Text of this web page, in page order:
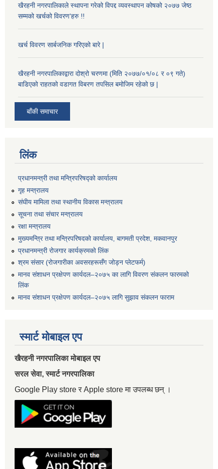
खैरहनी नगरपालिकाले स्थापना गरेको विपद्द व्यवस्थापन कोषको २०७७ जेष्ठ
सम्मको खर्चको विवरण'हरु !!
खर्च विवरण सार्बजनिक गरिएको बारे |
खैरहनी नगरपालिकाद्वारा दोश्रो चरणमा (मिति २०७७/०१/०८ र ०९ गते)
बाडिएको राहतको वडागत विबरण तपसिल बमोजिम रहेको छ |
बाँकी समाचार
लिंक
प्रधानमन्त्री तथा मन्त्रिपरिषद्को कार्यालय
गृह मन्त्रालय
संघीय मामिला तथा स्थानीय विकास मन्त्रालय
सूचना तथा संचार मन्त्रालय
रक्षा मन्त्रालय
मुख्यमन्त्रि तथा मन्त्रिपरिषदको कार्यालय, बागमती प्रदेश, मकवानपुर
प्रधानमन्त्री रोजगार कार्यक्रमको लिंक
श्रम संसार (रोजगारीका अवसरहरूसँग जोड्न प्लेटफर्म)
मानव संशाधन प्रक्षेपण कार्यदल–२०७५ का लागि विवरण संकलन फारमको
लिंक
मानव संशाधन प्रक्षेपण कार्यदल–२०७५ लागि सुझाव संकलन फाराम
स्मार्ट मोबाइल एप
खैरहनी नगरपालिका मोबाइल एप
सरल सेवा, स्मार्ट नगरपालिका
Google Play store र Apple store मा उपलब्ध छन् ।